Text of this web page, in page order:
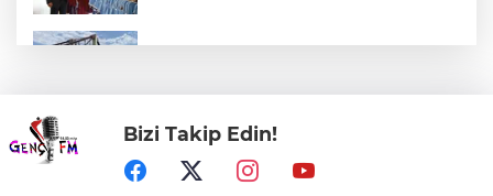
Bizi Takip Edin!